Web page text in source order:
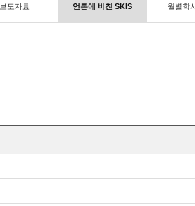
보도자료 언론에 비친 SKIS 월별학